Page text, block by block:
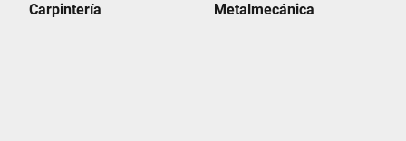
Carpintería Metalmecánica